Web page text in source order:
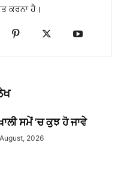
ਕਰਨਾ ਹੈ।
ਸਮੇਂ ’ਚ ਕੁਝ ਹੋ ਜਾਵੇ
2026